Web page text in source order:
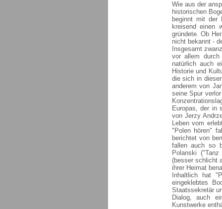
Wie aus der
historischen
beginnt mit der
kreisend einen
gründete. Ob
nicht bekannt -
Insgesamt
vor allem durch
natürlich auch
Historie und
die sich in
anderem von
seine Spur
Europas, der in
von Jerzy
Leben vom
"Polen hören"
berichtet von
fallen auch so
Polanski
(besser schlicht
ihrer Heimat
Inhaltlich hat
eingeklebtes
Staatssekretär
Dialog, auch
Kunstwerke